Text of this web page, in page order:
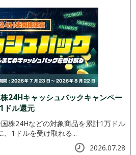
24Hキャッシュバックキャンペー
ドル還元
株24Hなどの対象商品を累計1万ドル
1ドルを受け取れる...
2026.07.28